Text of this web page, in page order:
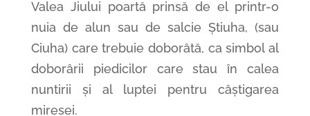
Valea Jiului poartă prinsă de el printr-o
nuia de alun sau de salcie Știuha, (sau
Ciuha) care trebuie doborâtă, ca simbol al
doborârii piedicilor care stau în calea
nuntirii și al luptei pentru câștigarea
miresei.